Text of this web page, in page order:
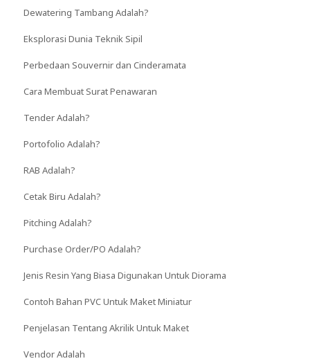
Dewatering Tambang Adalah?
Eksplorasi Dunia Teknik Sipil
Perbedaan Souvernir dan Cinderamata
Cara Membuat Surat Penawaran
Tender Adalah?
Portofolio Adalah?
RAB Adalah?
Cetak Biru Adalah?
Pitching Adalah?
Purchase Order/PO Adalah?
Jenis Resin Yang Biasa Digunakan Untuk Diorama
Contoh Bahan PVC Untuk Maket Miniatur
Penjelasan Tentang Akrilik Untuk Maket
Vendor Adalah